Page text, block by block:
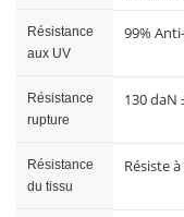
Résistance
aux UV
99%
Résistance
rupture
130 daN
Résistance
du tissu
Résiste